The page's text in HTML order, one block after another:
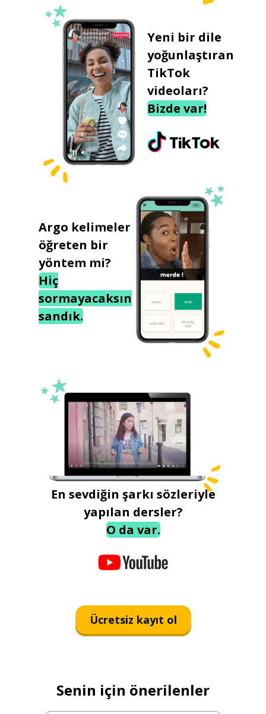
Yeni bir dile
yoğunlaştıran
TikTok
videoları?
Bizde var!
Argo kelimeler
öğreten bir
yöntem mi?
Hiç
sormayacaksın
sandık.
En sevdiğin şarkı sözleriyle
yapılan dersler?
O da var.
Ücretsiz kayıt ol
Senin için önerilenler